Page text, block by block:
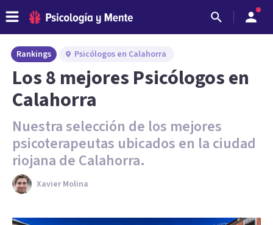
Rankings Psicólogos en Calahorra
Los 8 mejores Psicólogos en
Calahorra
Nuestra selección de los mejores
psicoterapeutas ubicados en la ciudad
riojana de Calahorra.
Xavier Molina